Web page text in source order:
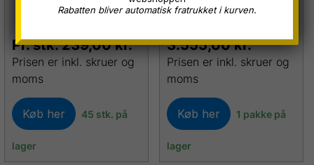
Pr. stk.239,00kr.
Prisen er inkl. skruer og
moms
Køb her 45 stk. på
lager
3.555,00kr.
Prisen er inkl. skruer og
moms
Køb her 1 pakke på
lager
Rabatten bliver automatisk fratrukket i kurven.